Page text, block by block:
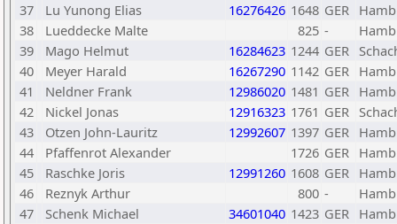
37
Lu Yunong Elias 16276426 1648 GER
38
Lueddecke Malte 825 -
39
Mago Helmut 16284623 1244 GER
40
Meyer Harald 16267290 1142 GER
41
Neldner Frank 12986020 1481 GER
42
Nickel Jonas 12916323 1761 GER
43
Otzen John-Lauritz 12992607 1397 GER
44
Pfaffenrot Alexander 1726 GER
45
Raschke Joris 12991260 1608 GER
46
Reznyk Arthur 800 -
47
Schenk Michael 34601040 1423 GER